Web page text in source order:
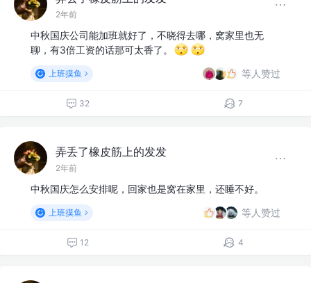
2年前
中秋国庆公司能加班就好了，不晓得去哪，窝家里也无
聊，有3倍工资的话那可太香了。
上班摸鱼 等人赞过
32 7
弄丢了橡皮筋上的发发
2年前
中秋国庆怎么安排呢，回家也是窝在家里，还睡不好。
上班摸鱼 等人赞过
12 4